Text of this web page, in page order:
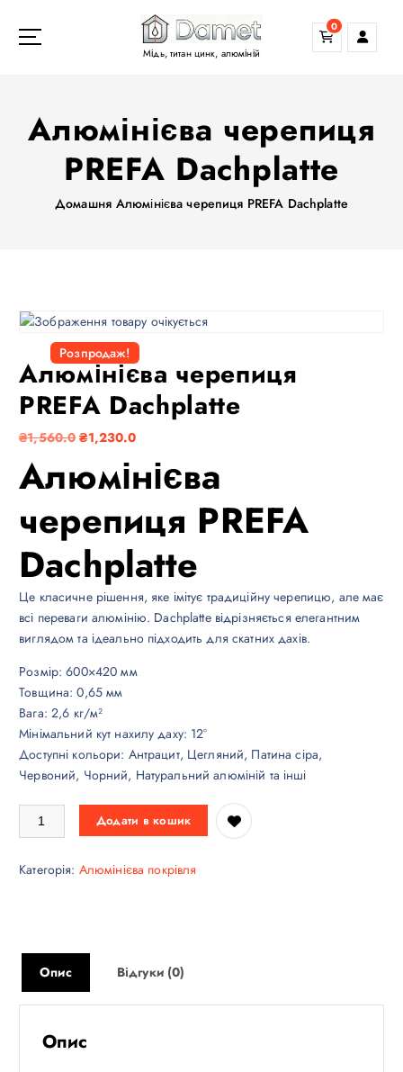
Мідь, титан цинк, алюміній
0
Алюмінієва черепиця
PREFA Dachplatte
Домашня Алюмінієва черепиця PREFA Dachplatte
Розпродаж!
Алюмінієва черепиця
PREFA Dachplatte
₴1,560.0О
и
і
а
л
ь
н
а
ц
і
₴
,
0
₴1,230.0П
т
ч
а
ц
і
н
а
3
.
0
Алюмінієва
черепиця PREFA
Dachplatte
Це класичне рішення, яке імітує традиційну черепицю, але має
всі переваги алюмінію. Dachplatte відрізняється елегантним
виглядом та ідеально підходить для скатних дахів.
Розмір: 600×420 мм
Товщина: 0,65 мм
Вага: 2,6 кг/м²
Мінімальний кут нахилу даху: 12°
Доступні кольори: Антрацит, Цегляний, Патина сіра,
Червоний, Чорний, Натуральний алюміній та інші
Алюмінієва черепиця PREFA Dachplatte кількість
Додати в кошик
Категорія: Алюмінієва покрівля
Опис Відгуки (0)
Опис